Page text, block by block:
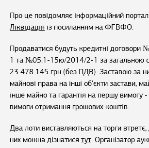
Про це повідомляє інформаційний портал
Ліквідація із посиланням на ФГВФО.
Продаватися будуть кредитні
1 та №05.1-15ю/2014/2-1 за загальною
23 478 145 грн (без ПДВ). Заставою за
майновi права на iншi об'єкти застави,
iнше майно та гарантія на першу вимогу
вимоги отримання грошових коштів.
Два лоти виставляються на торги
них можна дізнатися тут. Організатор